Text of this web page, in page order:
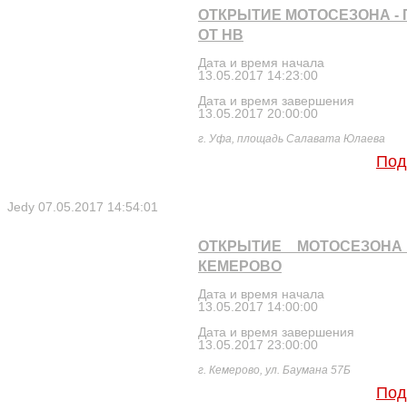
ОТКРЫТИЕ МОТОСЕЗОНА -
ОТ НВ
Дата и время начала
13.05.2017 14:23:00
Дата и время завершения
13.05.2017 20:00:00
г. Уфа, площадь Салавата Юлаева
Jedy 07.05.2017 14:54:01
ОТКРЫТИЕ
КЕМЕРОВО
Дата и время начала
13.05.2017 14:00:00
Дата и время завершения
13.05.2017 23:00:00
г. Кемерово, ул. Баумана 57Б